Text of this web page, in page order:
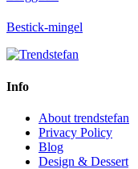
Bestick-mingel
Info
About trendstefan
Privacy Policy
Blog
Design & Dessert